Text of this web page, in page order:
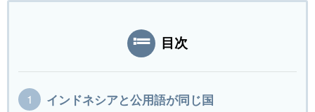
目次
インドネシアと公用語が同じ国